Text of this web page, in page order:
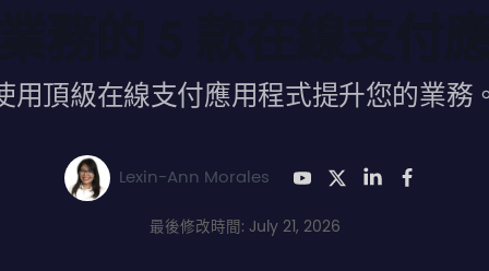
用頂級在線支付應用程式提升您的業務
Lexin-Ann Morales
最後修改時間: July 21, 2026